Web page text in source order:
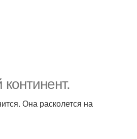
Она расколется на